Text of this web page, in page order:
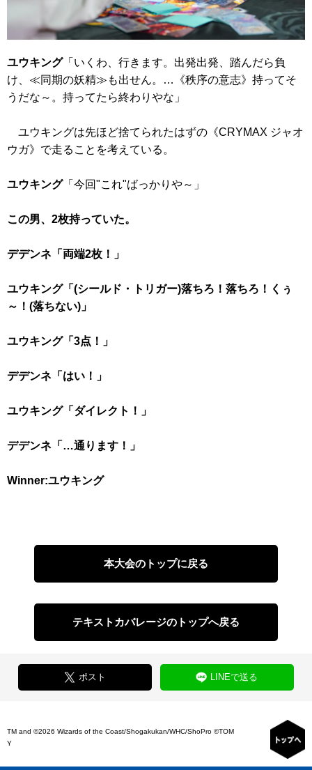
ユウキング「いくわ、行きます。出発出発、踏んだら負
け、≪同期の妖精≫も出せん。…
《秩序の意志》 持ってそ
うだな～。持ってたら終わりやな」
ユウキングは先ほど捨てられたはずの 《CRYMAX ジャオ
ウガ》 で走ることを考えている。
ユウキング「今回"これ"ばっかりや～」
この男、2枚持っていた。
デデンネ「両端2枚！」
ユウキング「(シールド・トリガー)落ちろ！落ちろ！くぅ
～！(落ちない)」
ユウキング「3点！」
デデンネ「はい！」
ユウキング「ダイレクト！」
デデンネ「…通ります！」
Winner:ユウキング
本大会のトップに戻る
テキストカバレージのトップへ戻る
ポスト LINEで送る
TM and ©2026 Wizards of the Coast/Shogakukan/WHC/ShoPro ©TOM
Y